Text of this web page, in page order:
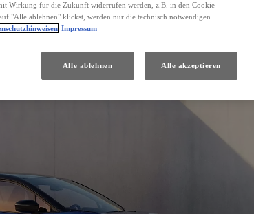
Wirkung für die Zukunft widerrufen werden, z.B. in den Cookie-
"Alle ablehnen" klickst, werden nur die technisch notwendigen
Impressum
Alle ablehnen Alle akzeptieren